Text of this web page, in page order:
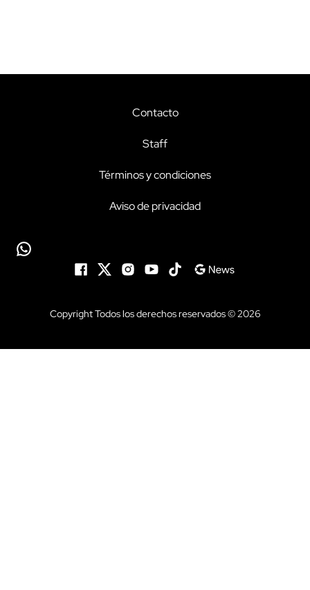
Contacto
Staff
Términos y condiciones
Aviso de privacidad
Copyright Todos los derechos reservados © 2026